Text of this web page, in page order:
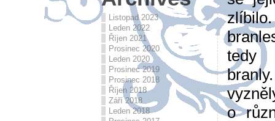
Listopad 2023
Leden 2022
Říjen 2021
Prosinec 2020
Leden 2020
Prosinec 2019
Prosinec 2018
Říjen 2018
Září 2018
Leden 2018
tedy
o